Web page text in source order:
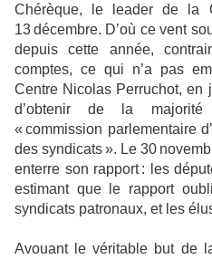
Chérèque, le leader de la
13 décembre. D’où ce vent
depuis cette année,
comptes, ce qui n’a pas
Centre Nicolas Perruchot, en
d’obtenir de la majorité
« commission parlementaire
des syndicats ». Le 30
enterre son rapport : les
estimant que le rapport
syndicats patronaux, et les
Avouant le véritable but de